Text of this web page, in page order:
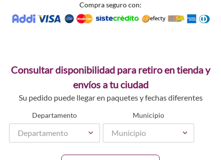
Compra seguro con:
Consultar disponibilidad para retiro en tienda y
envíos a tu ciudad
Su pedido puede llegar en paquetes y fechas diferentes
Departamento
Departamento
Municipio
Municipio